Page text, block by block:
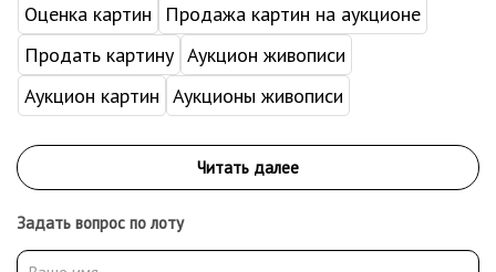
Оценка картин
Продажа картин на аукционе
Продать картину Аукцион живописи
Аукцион картин Аукционы живописи
Задать вопрос по лоту